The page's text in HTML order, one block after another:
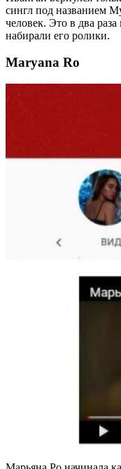
сингл под названием
человек. Это в два
набирали его ролики.
Maryana Ro